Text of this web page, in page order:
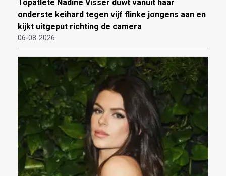
Topatlete Nadine Visser duwt vanuit haar
onderste keihard tegen vijf flinke jongens aan en
kijkt uitgeput richting de camera
06-08-2026